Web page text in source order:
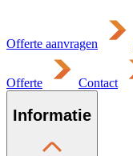
Offerte aanvragen
Offerte Contact
Informatie